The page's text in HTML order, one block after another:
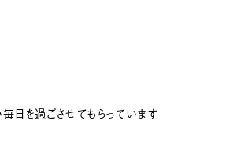
日を過ごさせてもらっています